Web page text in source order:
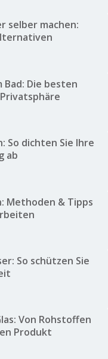
selber machen:
Bad: Die besten
So dichten Sie Ihre
ab
Methoden & Tipps
So schützen Sie
Von Rohstoffen
Produkt